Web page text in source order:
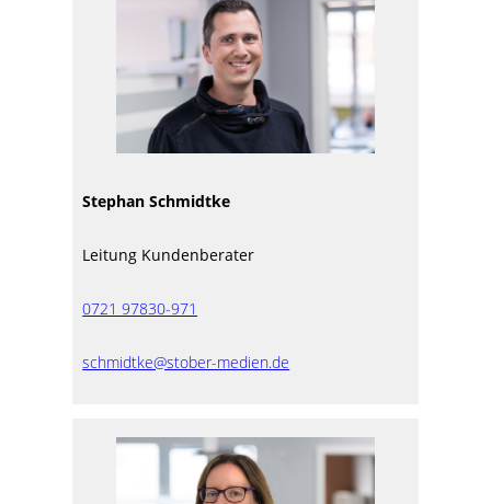
Stephan Schmidtke
Leitung Kundenberater
0721 97830-971
schmidtke@stober-medien.de